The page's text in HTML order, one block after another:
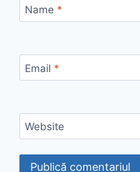
Name *
Email *
Website